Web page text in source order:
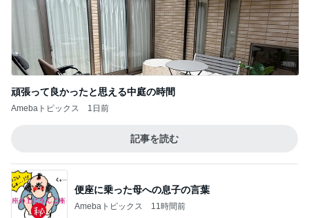
頑張って良かったと思える中庭の時間
Amebaトピックス 1日前
記事を読む
便座に乗った母への息子の言葉
Amebaトピックス 11時間前